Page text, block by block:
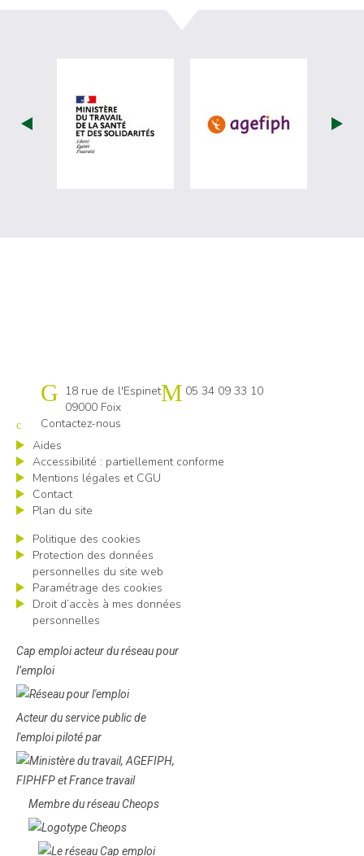
visiter les site de Ministère du travail
visiter les
Cap emploi 09-31 Comminges
18 rue de l'Espinet
09000 Foix
05 34 09 33 10
Contactez-nous
Aides
Accessibilité : partiellement conforme
Mentions légales et CGU
Contact
Plan du site
Politique des cookies
Protection des données
personnelles du site web
Paramétrage des cookies
Droit d’accès à mes données
personnelles
Cap emploi acteur du réseau pour
l’emploi
Acteur du service public de
l'emploi piloté par
Membre du réseau Cheops